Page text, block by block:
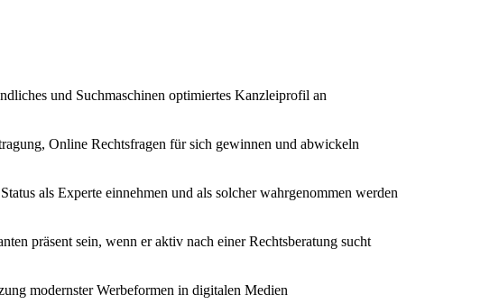
und Suchmaschinen optimiertes Kanzleiprofil an
Online Rechtsfragen für sich gewinnen und abwickeln
als Experte einnehmen und als solcher wahrgenommen werden
präsent sein, wenn er aktiv nach einer Rechtsberatung sucht
modernster Werbeformen in digitalen Medien